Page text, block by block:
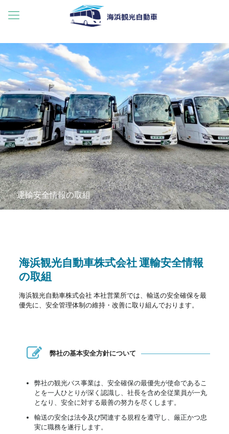
運輸安全情報の取組
海浜観光自動車株式会社 運輸安全情報
の取組
海浜観光自動車株式会社 本社営業所では、輸送の安全確保を最
優先に、安全管理体制の維持・改善に取り組んでおります。
弊社の基本安全方針について
弊社の観光バス事業は、安全確保の最優先が使命であるこ
とを一人ひとりが深く認識し、社長を含め全従業員が一丸
となり、安全に対する最善の努力を尽くします。
輸送の安全は法令及び関連する規程を遵守し、厳正かつ忠
実に職務を遂行します。